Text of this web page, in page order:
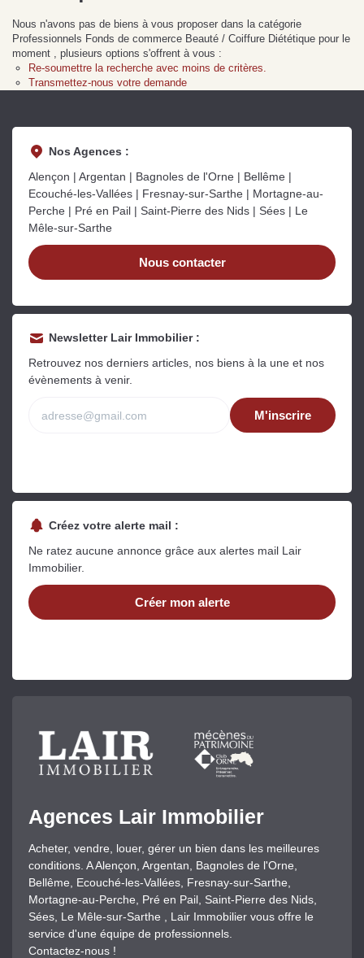
vente
Lire la suite
conséquences ?
Lire la suite
Estimez votre bien en ligne.
Rapide et gratuit, recevez votre estimation
en quelques clics.
Estimer mon bien maintenant
Nous n'avons pas de biens à vous proposer dans la catégorie
Professionnels Fonds de commerce Beauté / Coiffure Diététique pour le
moment , plusieurs options s'offrent à vous :
Re-soumettre la recherche avec moins de critères.
Transmettez-nous votre demande
Nos Agences :
Alençon | Argentan | Bagnoles de l'Orne | Bellême |
Ecouché-les-Vallées | Fresnay-sur-Sarthe | Mortagne-au-
Perche | Pré en Pail | Saint-Pierre des Nids | Sées | Le
Mêle-sur-Sarthe
Nous contacter
Newsletter Lair Immobilier :
Retrouvez nos derniers articles, nos biens à la une et nos
évènements à venir.
M'inscrire
Créez votre alerte mail :
Ne ratez aucune annonce grâce aux alertes mail Lair
Immobilier.
Créer mon alerte
Agences Lair Immobilier
Acheter, vendre, louer, gérer un bien dans les meilleures
conditions. A Alençon, Argentan, Bagnoles de l'Orne,
Bellême, Ecouché-les-Vallées, Fresnay-sur-Sarthe,
Mortagne-au-Perche, Pré en Pail, Saint-Pierre des Nids,
Sées, Le Mêle-sur-Sarthe , Lair Immobilier vous offre le
service d'une équipe de professionnels.
Contactez-nous !